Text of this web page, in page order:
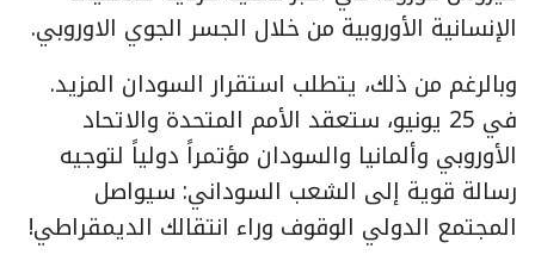
الإنسانية الأوروبية من خلال الجسر الجوي الاوروبي.
وبالرغم من ذلك، يتطلب استقرار السودان المزيد.
في 25 يونيو، ستعقد الأمم المتحدة والاتحاد
الأوروبي وألمانيا والسودان مؤتمراً دولياً لتوجيه
رسالة قوية إلى الشعب السوداني: سيواصل
المجتمع الدولي الوقوف وراء انتقالك الديمقراطي!